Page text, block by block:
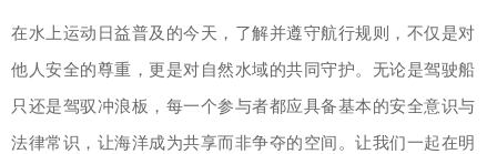
在水上运动日益普及的今天，了解并遵守航行规则，不仅是对
他人安全的尊重，更是对自然水域的共同守护。无论是驾驶船
只还是驾驭冲浪板，每一个参与者都应具备基本的安全意识与
法律常识，让海洋成为共享而非争夺的空间。让我们一起在明